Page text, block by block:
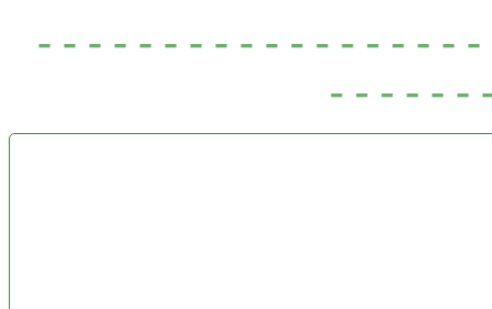
- - - - - - - - - - - - - - - - -
- - - - - -